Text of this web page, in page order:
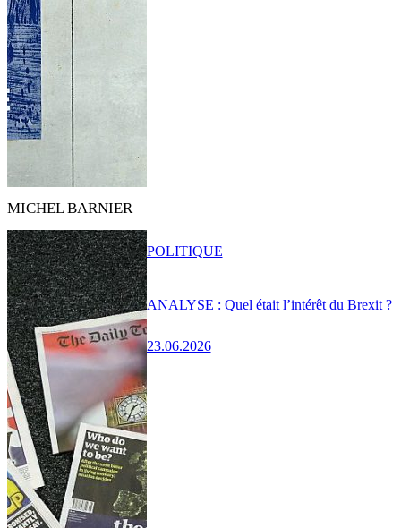
MICHEL BARNIER
ANALYSE : Quel était l’intérêt du Brexit ?
23.06.2026
POLITIQUE